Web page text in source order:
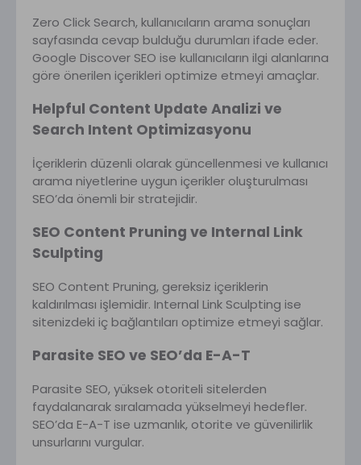
Zero Click Search, kullanıcıların arama sonuçları
sayfasında cevap bulduğu durumları ifade eder.
Google Discover SEO ise kullanıcıların ilgi alanlarına
göre önerilen içerikleri optimize etmeyi amaçlar.
Helpful Content Update Analizi ve
Search Intent Optimizasyonu
İçeriklerin düzenli olarak güncellenmesi ve kullanıcı
arama niyetlerine uygun içerikler oluşturulması
SEO’da önemli bir stratejidir.
SEO Content Pruning ve Internal Link
Sculpting
SEO Content Pruning, gereksiz içeriklerin
kaldırılması işlemidir. Internal Link Sculpting ise
sitenizdeki iç bağlantıları optimize etmeyi sağlar.
Parasite SEO ve SEO’da E-A-T
Parasite SEO, yüksek otoriteli sitelerden
faydalanarak sıralamada yükselmeyi hedefler.
SEO’da E-A-T ise uzmanlık, otorite ve güvenilirlik
unsurlarını vurgular.